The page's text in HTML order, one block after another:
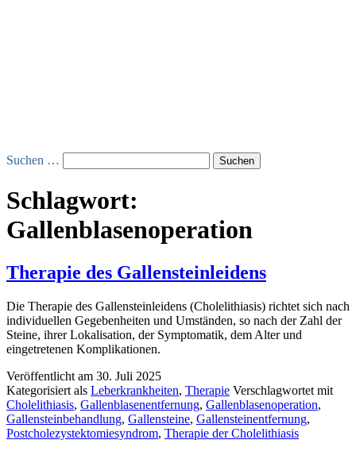
Suchen …
Schlagwort:
Gallenblasenoperation
Therapie des Gallensteinleidens
Die Therapie des Gallensteinleidens (Cholelithiasis) richtet sich nach
individuellen Gegebenheiten und Umständen, so nach der Zahl der
Steine, ihrer Lokalisation, der Symptomatik, dem Alter und
eingetretenen Komplikationen.
Veröffentlicht am 30. Juli 2025
Kategorisiert als Leberkrankheiten, Therapie Verschlagwortet mit
Cholelithiasis, Gallenblasenentfernung, Gallenblasenoperation,
Gallensteinbehandlung, Gallensteine, Gallensteinentfernung,
Postcholezystektomiesyndrom, Therapie der Cholelithiasis